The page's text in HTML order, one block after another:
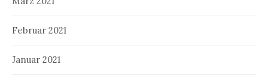
Februar 2021
Januar 2021